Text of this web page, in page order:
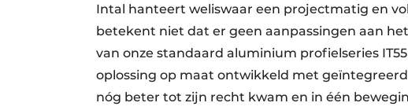
Intal hanteert weliswaar een projectmatig en
betekent niet dat er geen aanpassingen aan
van onze standaard aluminium profielseries
oplossing op maat ontwikkeld met
nóg beter tot zijn recht kwam en in één